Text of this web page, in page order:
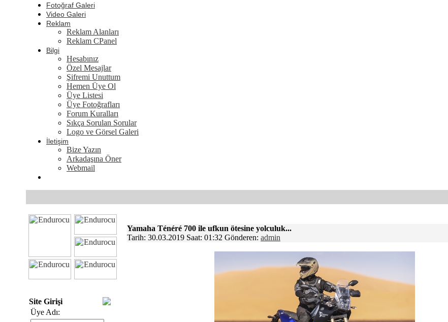
Fotoğraf Galeri
Video Galeri
Reklam
Reklam Alanları
Reklam CPanel
Bilgi
Hesabınız
Özel Mesajlar
Şifremi Unuttum
Hemen Üye Ol
Üye Listesi
Üye Fotoğrafları
Forum Kuralları
Sıkça Sorulan Sorular
Logo ve Görsel Galeri
İletişim
Bize Yazın
Arkadaşına Öner
Webmail
Site Girişi
Üye Adı:
Yamaha Ténéré 700 ile ufkun ötesine yolculuk...
Tarih: 30.03.2019 Saat: 01:32 Gönderen: admin